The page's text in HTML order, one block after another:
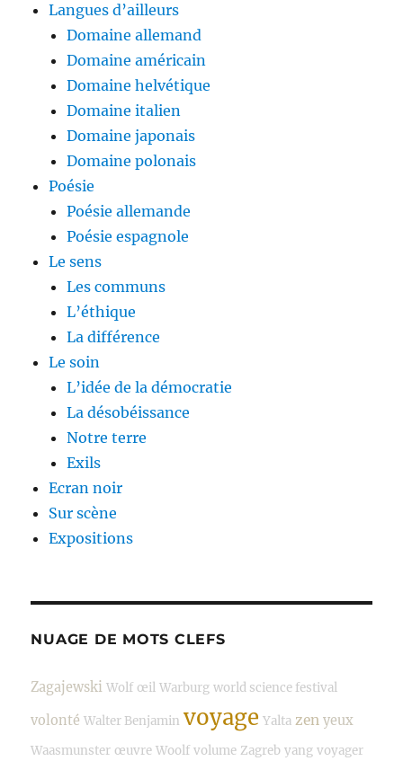
Langues d’ailleurs
Domaine allemand
Domaine américain
Domaine helvétique
Domaine italien
Domaine japonais
Domaine polonais
Poésie
Poésie allemande
Poésie espagnole
Le sens
Les communs
L’éthique
La différence
Le soin
L’idée de la démocratie
La désobéissance
Notre terre
Exils
Ecran noir
Sur scène
Expositions
NUAGE DE MOTS CLEFS
Zagajewski Wolf œil Warburg world science festival
volonté Walter Benjamin voyage Yalta zen yeux
Waasmunster œuvre Woolf volume Zagreb yang voyager